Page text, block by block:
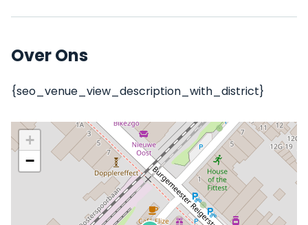
Over Ons
{seo_venue_view_description_with_district}
+
−